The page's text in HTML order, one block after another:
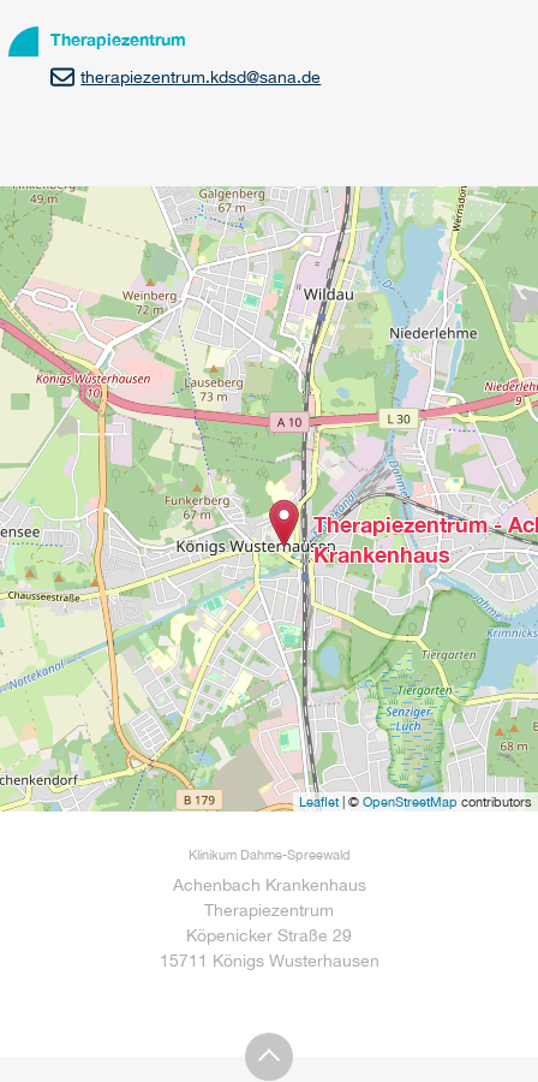
Therapiezentrum
therapiezentrum.kdsd@sana.de
Therapiezentrum -
Krankenhaus
Leaflet| © OpenStreetMap contributors
Klinikum Dahme-Spreewald
Achenbach Krankenhaus
Therapiezentrum
Köpenicker Straße 29
15711 Königs Wusterhausen